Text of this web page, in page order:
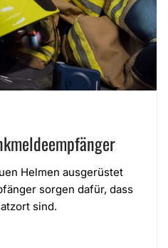
Helmen ausgerüstet
sorgen dafür, dass
sind.